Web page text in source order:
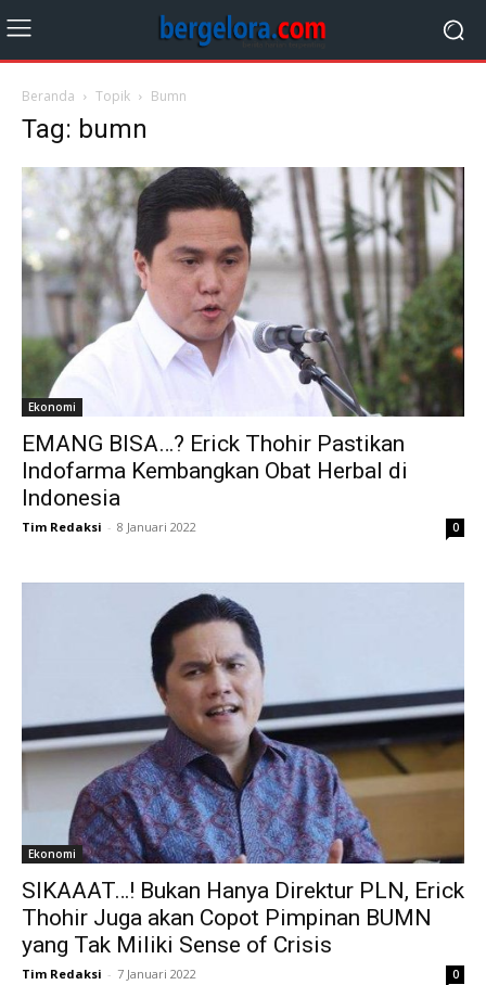
Beranda Topik Bumn
Tag: bumn
Ekonomi
EMANG BISA…? Erick Thohir Pastikan
Indofarma Kembangkan Obat Herbal di
Indonesia
Tim Redaksi - 8 Januari 2022 0
Ekonomi
SIKAAAT…! Bukan Hanya Direktur PLN, Erick
Thohir Juga akan Copot Pimpinan BUMN
yang Tak Miliki Sense of Crisis
Tim Redaksi - 7 Januari 2022 0